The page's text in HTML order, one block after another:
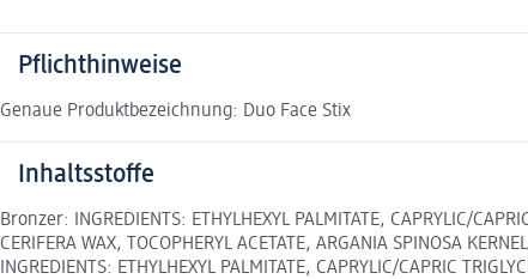
Pflichthinweise
Genaue Produktbezeichnung: Duo Face Stix
Inhaltsstoffe
Bronzer: INGREDIENTS: ETHYLHEXYL PALMITATE, CAPRYLIC/
CERIFERA WAX, TOCOPHERYL ACETATE, ARGANIA SPINOSA
INGREDIENTS: ETHYLHEXYL PALMITATE, CAPRYLIC/CAPRIC